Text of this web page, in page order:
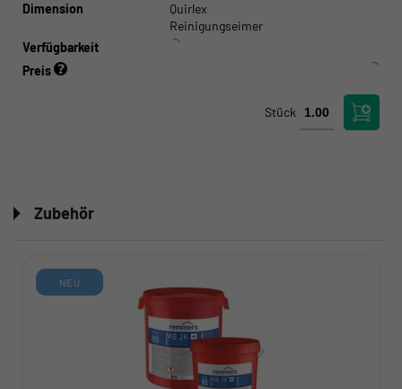
Dimension
Quirlex
Reinigungseimer
Verfügbarkeit
Preis
Stück
Zubehör
NEU